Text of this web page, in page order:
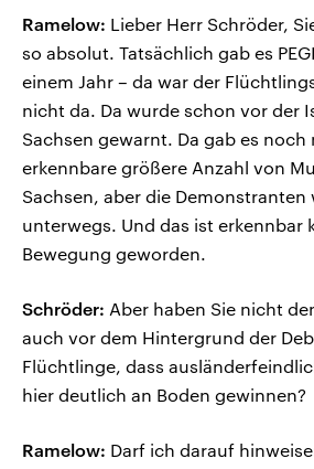
Ramelow: Lieber Herr Schröder,
so absolut. Tatsächlich gab es
einem Jahr – da war der
nicht da. Da wurde schon vor der
Sachsen gewarnt. Da gab es
erkennbare größere Anzahl von
Sachsen, aber die Demonstranten
unterwegs. Und das ist erkennbar
Bewegung geworden.
Schröder: Aber haben Sie nicht
auch vor dem Hintergrund der
Flüchtlinge, dass
hier deutlich an Boden gewinnen?
Ramelow: Darf ich darauf